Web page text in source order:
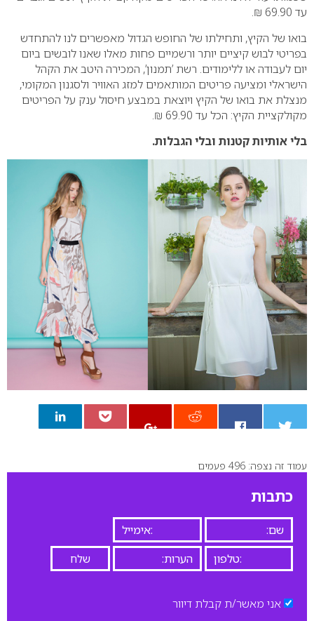
עד 69.90 ₪.
בואו של הקיץ, ותחילתו של החופש הגדול מאפשרים לנו להתחדש
בפריטי לבוש קיציים יותר ורשמיים פחות מאלו שאנו לובשים ביום
יום לעבודה או ללימודים. רשת ’תמנון’, המכירה היטב את הקהל
הישראלי ומציעה פריטים המותאמים למזג האוויר ולסגנון המקומי,
מנצלת את בואו של הקיץ ויוצאת במבצע חיסול ענק על הפריטים
מקולקציית הקיץ: הכל עד 69.90 ₪.
בלי אותיות קטנות ובלי הגבלות.
0
עמוד זה נצפה: 496 פעמים
כתבות
אני מאשר/ת קבלת דיוור